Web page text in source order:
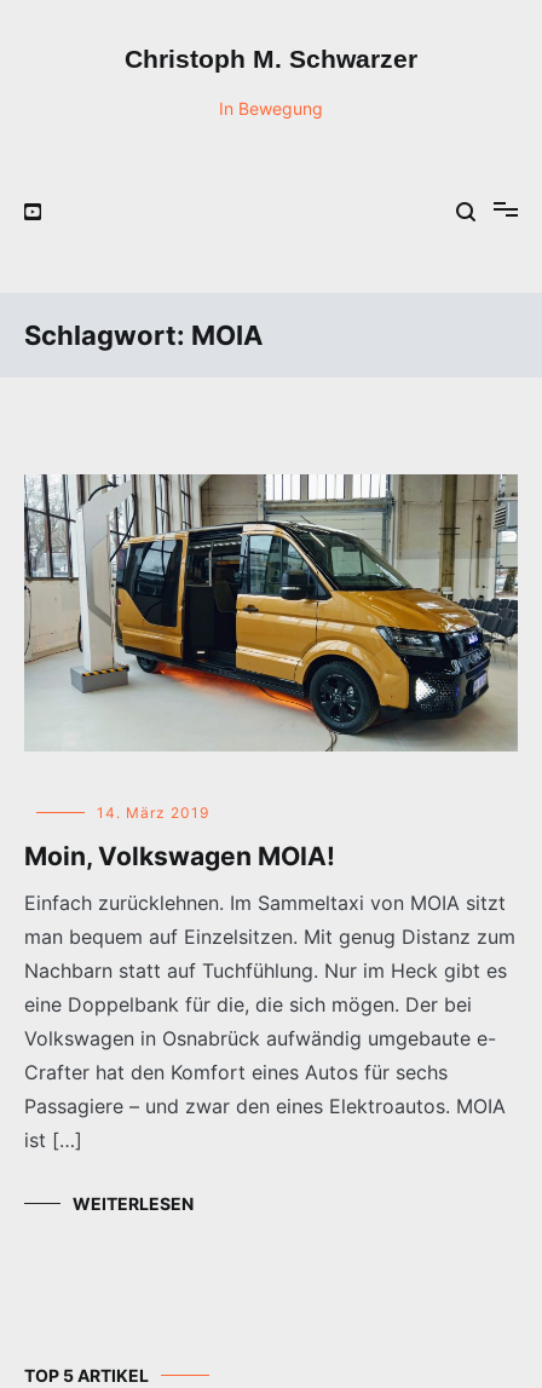
Christoph M. Schwarzer
In Bewegung
Schlagwort: MOIA
14. März 2019
Moin, Volkswagen MOIA!
Einfach zurücklehnen. Im Sammeltaxi von MOIA sitzt
man bequem auf Einzelsitzen. Mit genug Distanz zum
Nachbarn statt auf Tuchfühlung. Nur im Heck gibt es
eine Doppelbank für die, die sich mögen. Der bei
Volkswagen in Osnabrück aufwändig umgebaute e-
Crafter hat den Komfort eines Autos für sechs
Passagiere – und zwar den eines Elektroautos. MOIA
ist […]
WEITERLESEN
TOP 5 ARTIKEL